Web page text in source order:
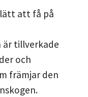
att få på
är tillverkade
och
främjar den